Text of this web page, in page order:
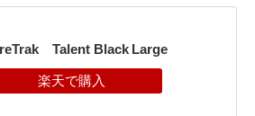
Talent Black Large